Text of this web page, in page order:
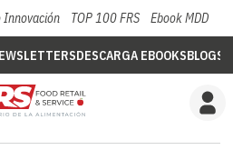
Innovación TOP 100 FRS Ebook MDD
DESCARGA EBOOKSBLOGS